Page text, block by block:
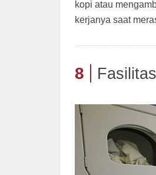
kopi atau
kerjanya saat
8